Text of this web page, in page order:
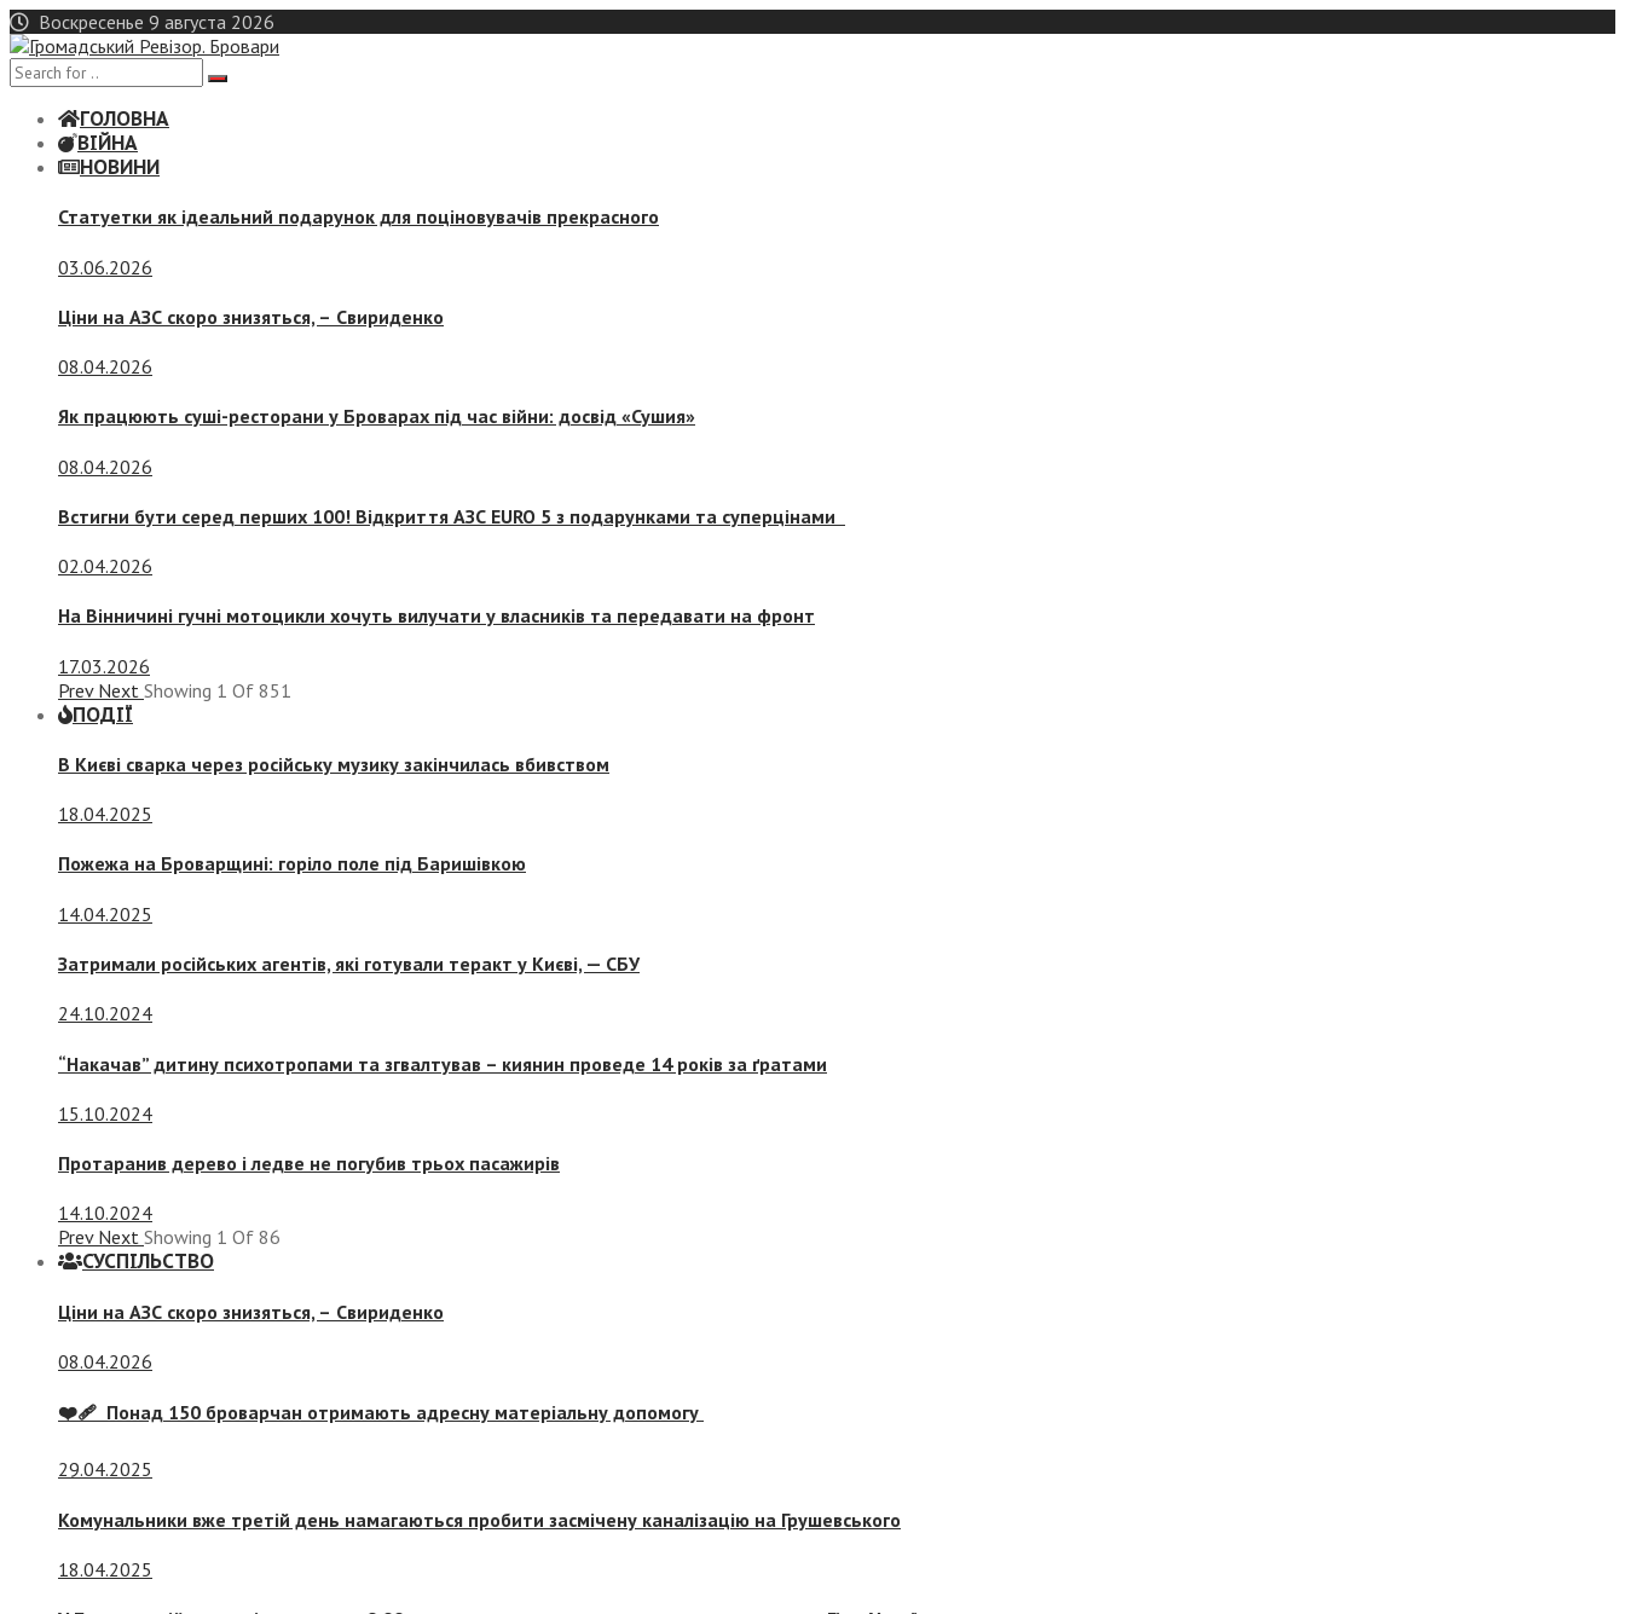
Skip
to
content
Воскресенье 9 августа 2026
ГОЛОВНА
ВІЙНА
НОВИНИ
Статуетки як ідеальний подарунок для поціновувачів прекрасного
03.06.2026
Ціни на АЗС скоро знизяться, – Свириденко
08.04.2026
Як працюють суші-ресторани у Броварах під час війни: досвід «Сушия»
08.04.2026
Встигни бути серед перших 100! Відкриття АЗС EURO 5 з подарунками та суперцінами
02.04.2026
На Вінничині гучні мотоцикли хочуть вилучати у власників та передавати на фронт
17.03.2026
Prev Next Showing 1 Of 851
ПОДІЇ
В Києві сварка через російську музику закінчилась вбивством
18.04.2025
Пожежа на Броварщині: горіло поле під Баришівкою
14.04.2025
Затримали російських агентів, які готували теракт у Києві, — СБУ
24.10.2024
“Накачав” дитину психотропами та згвалтував – киянин проведе 14 років за ґратами
15.10.2024
Протаранив дерево і ледве не погубив трьох пасажирів
14.10.2024
Prev Next Showing 1 Of 86
СУСПIЛЬСТВО
Ціни на АЗС скоро знизяться, – Свириденко
08.04.2026
❤️‍🩹 Понад 150 броварчан отримають адресну матеріальну допомогу
29.04.2025
Комунальники вже третій день намагаються пробити засмічену каналізацію на Грушевського
18.04.2025